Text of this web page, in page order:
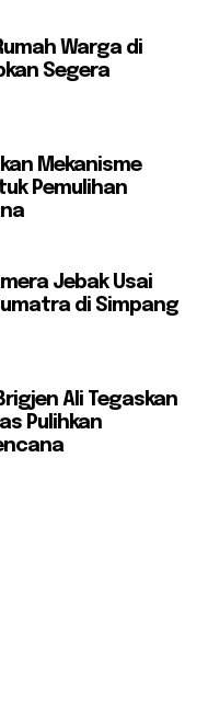
Warga di
Segera
Mekanisme
Pemulihan
Jebak Usai
di Simpang
Ali Tegaskan
Pulihkan